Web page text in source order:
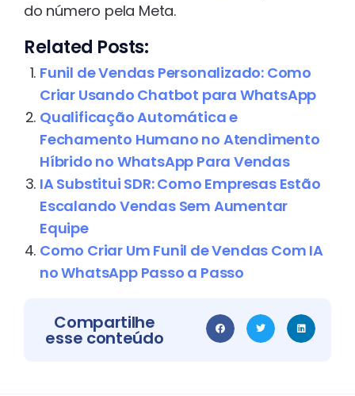
do número pela Meta.
Related Posts:
Funil de Vendas Personalizado: Como
Criar Usando Chatbot para WhatsApp
Qualificação Automática e
Fechamento Humano no Atendimento
Híbrido no WhatsApp Para Vendas
IA Substitui SDR: Como Empresas Estão
Escalando Vendas Sem Aumentar
Equipe
Como Criar Um Funil de Vendas Com IA
no WhatsApp Passo a Passo
Compartilhe
esse conteúdo